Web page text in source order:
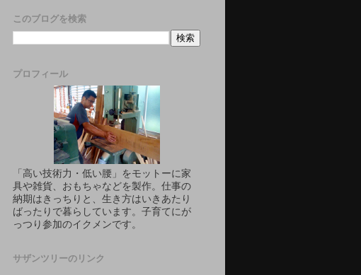
このブログを検索
プロフィール
「高い技術力・低い腰」をモットーに家
具や雑貨、おもちゃなどを製作。仕事の
納期はきっちりと、生き方はいきあたり
ばったりで暮らしています。子育てにが
っつり参加のイクメンです。
サザンツリーのリンク